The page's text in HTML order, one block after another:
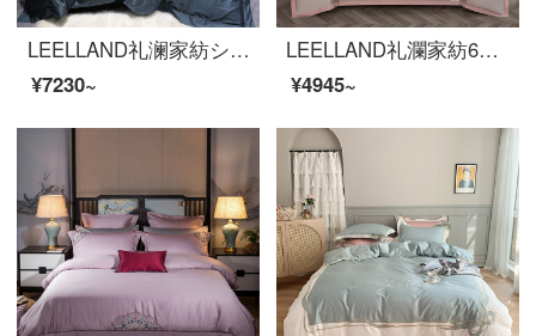
LEELLAND礼澜家紡シンプルで無地の100本の海島綿の鹿の刺繍の全綿の寝具4点セットの純綿の五星ホテルの見本室のベッドセットの鹿-青緑色の1.5-1.8メートルのベッド/200*230 cm
¥7230~
LEELLAND礼瀾家紡60本の長い綿の綿の綿の綿の綿の緞子の新しい中国式の刺繍の寝具の4つのセットの純綿の見本の間のベッドの品物のセットはオプションで多くセットして月色の4つのセットの1.5-1.8メートルのベッド/200*230 cm
¥4945~